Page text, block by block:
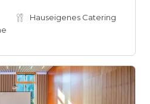
Hauseigenes Catering